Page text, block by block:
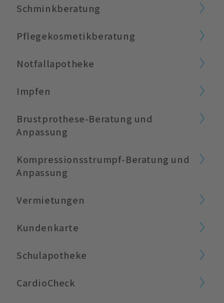
Schminkberatung
Pflegekosmetikberatung
Notfallapotheke
Impfen
Brustprothese-Beratung und
Anpassung
Kompressionsstrumpf-Beratung und ​
Anpassung
Vermietungen
Kundenkarte
Schulapotheke
CardioCheck